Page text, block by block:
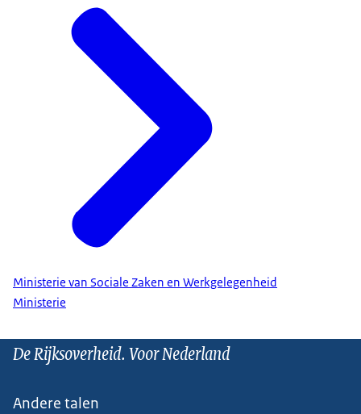
zien welke ondersteuning beschikbaar is
om energie te besparen en uw energiekosten te
verlagen.
Zoek hulp bij maatschappelijke organisaties
Er zijn verschillende organisaties die u kunnen
helpen bij geldzaken, bijvoorbeeld:
geeft
Ministerie van Sociale Zaken en Werkgelegenheid
Ministerie
De Rijksoverheid. Voor Nederland
Andere talen